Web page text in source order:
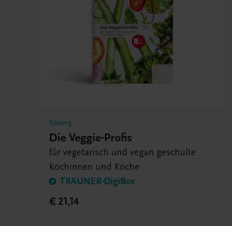
Bildung
Die Veggie-Profis
für vegetarisch und vegan geschulte
Köchinnen und Köche
TRAUNER-DigiBox
€ 21,14